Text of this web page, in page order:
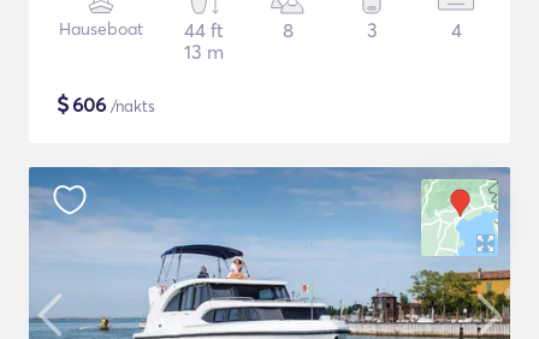
Hauseboat
44 ft
13 m
8 3 4
$606 /nakts